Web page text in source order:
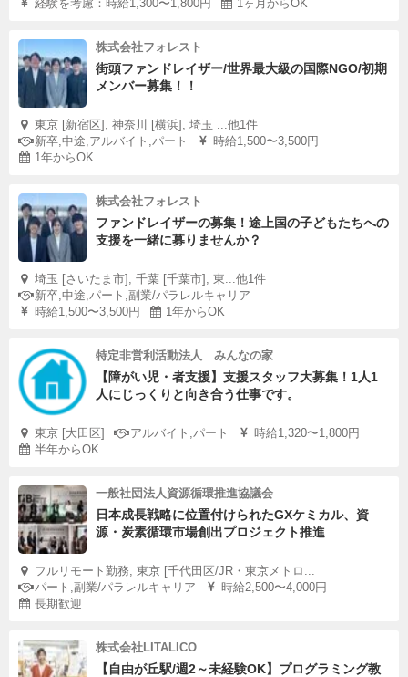
経験を考慮：時給1,300〜1,800円 1ヶ月からOK
株式会社フォレスト
街頭ファンドレイザー/世界最大級の国際NGO/初期
メンバー募集！！
東京 [新宿区], 神奈川 [横浜], 埼玉 ...他1件
新卒,中途,アルバイト,パート
時給1,500〜3,500円
1年からOK
株式会社フォレスト
ファンドレイザーの募集！途上国の子どもたちへの
支援を一緒に募りませんか？
埼玉 [さいたま市], 千葉 [千葉市], 東...他1件
新卒,中途,パート,副業/パラレルキャリア
時給1,500〜3,500円
1年からOK
特定非営利活動法人 みんなの家
【障がい児・者支援】支援スタッフ大募集！1人1
人にじっくりと向き合う仕事です。
東京 [大田区] アルバイト,パート
時給1,320〜1,800円
半年からOK
一般社団法人資源循環推進協議会
日本成長戦略に位置付けられたGXケミカル、資
源・炭素循環市場創出プロジェクト推進
フルリモート勤務, 東京 [千代田区/JR・東京メトロ...
パート,副業/パラレルキャリア
時給2,500〜4,000円
長期歓迎
株式会社LITALICO
【自由が丘駅/週2～未経験OK】プログラミング教